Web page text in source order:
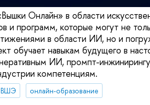
Онлайн» в области
и программ, которые могут не
в области ИИ, но и
обучает навыкам будущего в
ИИ, промпт-
компетенциям.
ВШЭ
онлайн-образование